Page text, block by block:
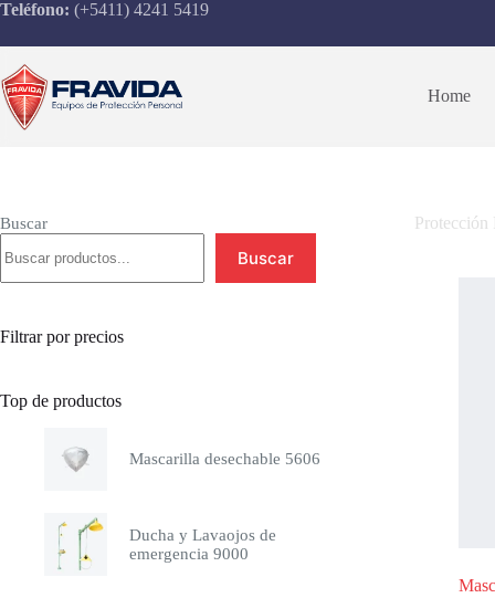
Saltar
contenido
Teléfono: (+5411) 4241 5419
Home
Protección
Buscar
Buscar
Filtrar por precios
Top de productos
Mascarilla desechable 5606
Ducha y Lavaojos de
emergencia 9000